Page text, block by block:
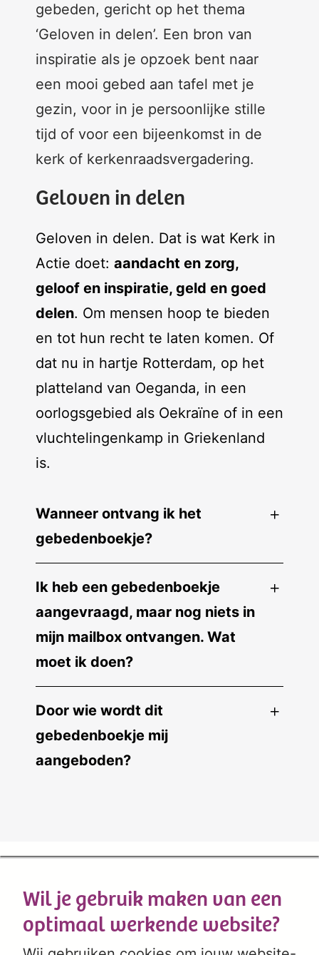
gebeden, gericht op het thema
‘Geloven in delen’. Een bron van
inspiratie als je opzoek bent naar
een mooi gebed aan tafel met je
gezin, voor in je persoonlijke stille
tijd of voor een bijeenkomst in de
kerk of kerkenraadsvergadering.
Geloven in delen
Geloven in delen. Dat is wat Kerk in
Actie doet: aandacht en zorg,
geloof en inspiratie, geld en goed
delen. Om mensen hoop te bieden
en tot hun recht te laten komen. Of
dat nu in hartje Rotterdam, op het
platteland van Oeganda, in een
oorlogsgebied als Oekraïne of in een
vluchtelingenkamp in Griekenland
is.
Wanneer ontvang ik het
gebedenboekje?
Ik heb een gebedenboekje
aangevraagd, maar nog niets in
mijn mailbox ontvangen. Wat
moet ik doen?
Door wie wordt dit
gebedenboekje mij
aangeboden?
Wil je gebruik maken van een
optimaal werkende website?